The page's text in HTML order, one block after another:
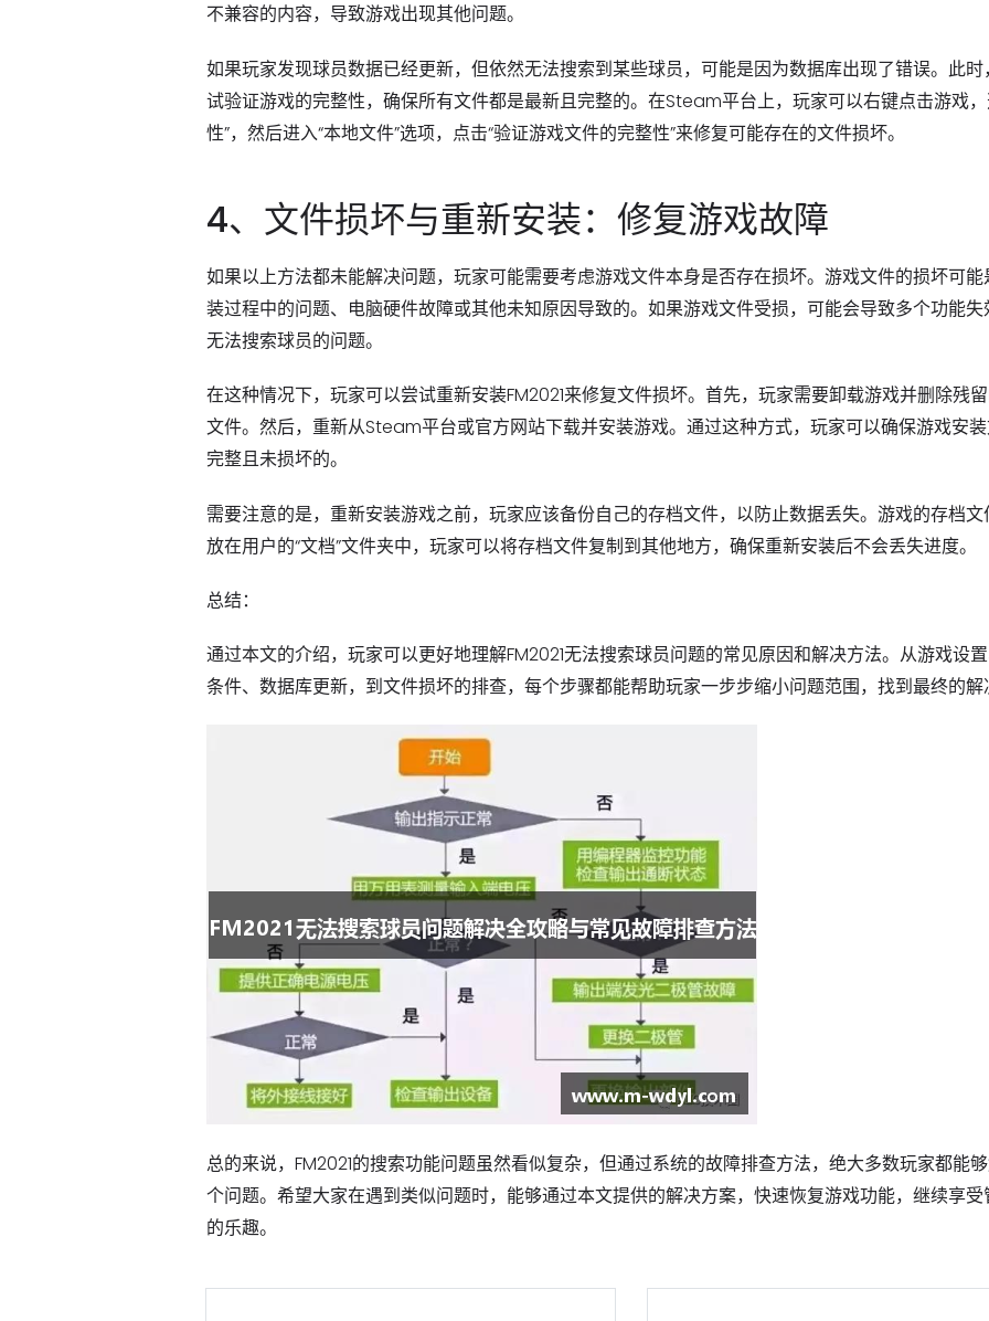
不兼容的内容，导致游戏出现其他问题。
如果玩家发现球员数据已经更新，但依然无法搜索到某些球员，可能是因为数据库出现了错误。此时
试验证游戏的完整性，确保所有文件都是最新且完整的。在Steam平台上，玩家可以右键点击游戏，
性”，然后进入“本地文件”选项，点击“验证游戏文件的完整性”来修复可能存在的文件损坏。
4、文件损坏与重新安装：修复游戏故障
如果以上方法都未能解决问题，玩家可能需要考虑游戏文件本身是否存在损坏。游戏文件的损坏可能
装过程中的问题、电脑硬件故障或其他未知原因导致的。如果游戏文件受损，可能会导致多个功能
无法搜索球员的问题。
在这种情况下，玩家可以尝试重新安装FM2021来修复文件损坏。首先，玩家需要卸载游戏并删除残
文件。然后，重新从Steam平台或官方网站下载并安装游戏。通过这种方式，玩家可以确保游戏安
完整且未损坏的。
需要注意的是，重新安装游戏之前，玩家应该备份自己的存档文件，以防止数据丢失。游戏的存档
放在用户的“文档”文件夹中，玩家可以将存档文件复制到其他地方，确保重新安装后不会丢失进度。
总结：
通过本文的介绍，玩家可以更好地理解FM2021无法搜索球员问题的常见原因和解决方法。从游戏设
条件、数据库更新，到文件损坏的排查，每个步骤都能帮助玩家一步步缩小问题范围，找到最终的解
总的来说，FM2021的搜索功能问题虽然看似复杂，但通过系统的故障排查方法，绝大多数玩家都能
个问题。希望大家在遇到类似问题时，能够通过本文提供的解决方案，快速恢复游戏功能，继续享
的乐趣。